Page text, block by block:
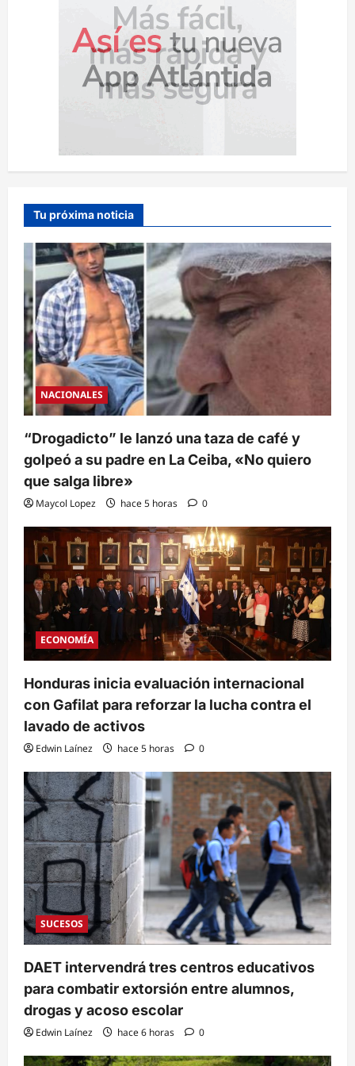
Tu próxima noticia
NACIONALES
“Drogadicto” le lanzó una taza de café y
golpeó a su padre en La Ceiba, «No quiero
que salga libre»
Maycol Lopez hace 5 horas 0
ECONOMÍA
Honduras inicia evaluación internacional
con Gafilat para reforzar la lucha contra el
lavado de activos
Edwin Laínez hace 5 horas 0
SUCESOS
DAET intervendrá tres centros educativos
para combatir extorsión entre alumnos,
drogas y acoso escolar
Edwin Laínez hace 6 horas 0